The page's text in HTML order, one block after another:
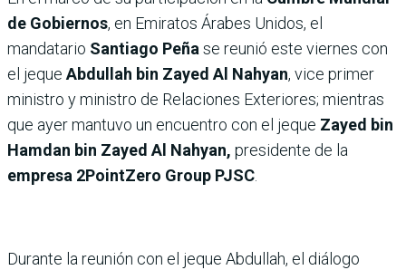
de Gobiernos, en Emiratos Árabes Unidos, el
mandatario Santiago Peña se reunió este viernes con
el jeque Abdullah bin Zayed Al Nahyan, vice primer
ministro y ministro de Relaciones Exteriores; mientras
que ayer mantuvo un encuentro con el jeque Zayed bin
Hamdan bin Zayed Al Nahyan, presidente de la
empresa 2PointZero Group PJSC
Durante la reunión con el jeque Abdullah, el diálogo